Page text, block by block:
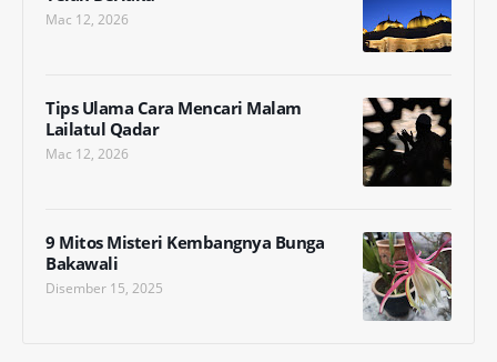
Mac 12, 2026
Tips Ulama Cara Mencari Malam
Lailatul Qadar
Mac 12, 2026
9 Mitos Misteri Kembangnya Bunga
Bakawali
Disember 15, 2025